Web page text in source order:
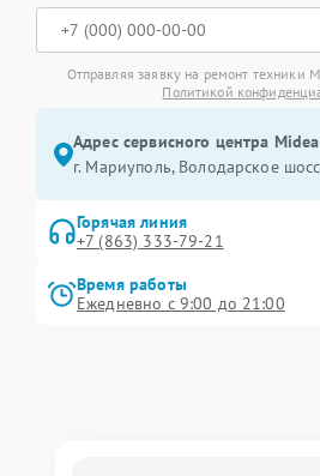
Отправляя заявку на ремонт техники
Политикой
Адрес сервисного центра
г. Мариуполь, Володарское
Горячая линия
+7 (863) 333-79-21
Время работы
Ежедневно с 9:00 до 21:00